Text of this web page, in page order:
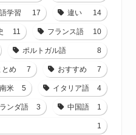
学習 17 違い 14
11 フランス語 10
ポルトガル語 8
とめ 7 おすすめ 7
南米 5 イタリア語 4
ンダ語 3 中国語 1
1